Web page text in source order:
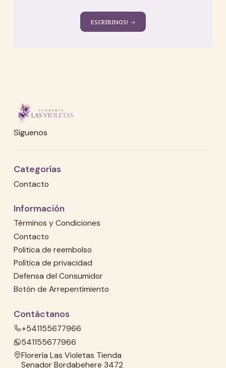
ESCRIBINOS!
Síguenos
Categorías
Contacto
Información
Términos y Condiciones
Contacto
Politica de reembolso
Política de privacidad
Defensa del Consumidor
Botón de Arrepentimiento
Contáctanos
+541155677966
541155677966
Florería Las Violetas Tienda
Senador Bordabehere 3472